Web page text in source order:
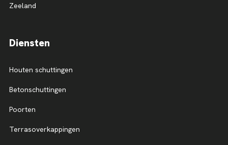
Zeeland
Diensten
Houten schuttingen
Betonschuttingen
Poorten
Terrasoverkappingen